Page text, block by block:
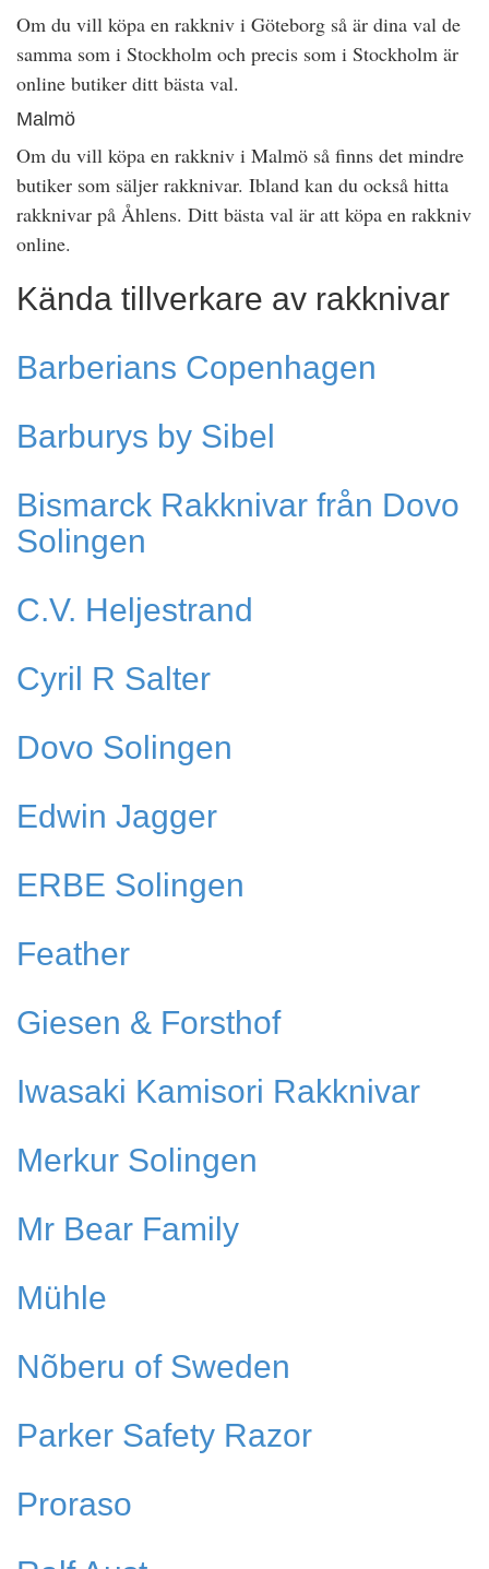
Om du vill köpa en rakkniv i Göteborg så är dina val de
samma som i Stockholm och precis som i Stockholm är
online butiker ditt bästa val.
Malmö
Om du vill köpa en rakkniv i Malmö så finns det mindre
butiker som säljer rakknivar. Ibland kan du också hitta
rakknivar på Åhlens. Ditt bästa val är att köpa en rakkniv
online.
Kända tillverkare av rakknivar
Barberians Copenhagen
Barburys by Sibel
Bismarck Rakknivar från Dovo
Solingen
C.V. Heljestrand
Cyril R Salter
Dovo Solingen
Edwin Jagger
ERBE Solingen
Feather
Giesen & Forsthof
Iwasaki Kamisori Rakknivar
Merkur Solingen
Mr Bear Family
Mühle
Nõberu of Sweden
Parker Safety Razor
Proraso